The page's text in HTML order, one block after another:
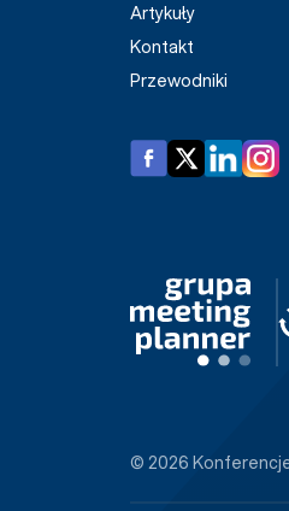
Artykuły
Kontakt
Przewodniki
© 2026